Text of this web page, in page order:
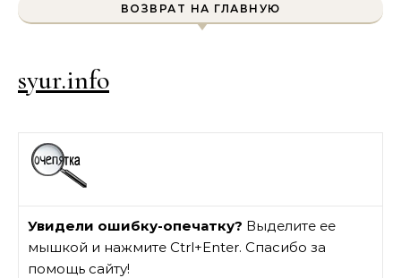
ВОЗВРАТ НА ГЛАВНУЮ
syur.info
Увидели ошибку-опечатку? Выделите ее
мышкой и нажмите Ctrl+Enter. Спасибо за
помощь сайту!